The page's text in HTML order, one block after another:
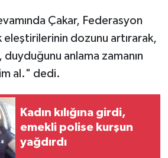
Çakar, Federasyon
eleştirilerinin dozunu artırarak,
anlama zamanın
al." dedi.
Kadın kılığına girdi,
emekli polise kurşun
yağdırdı